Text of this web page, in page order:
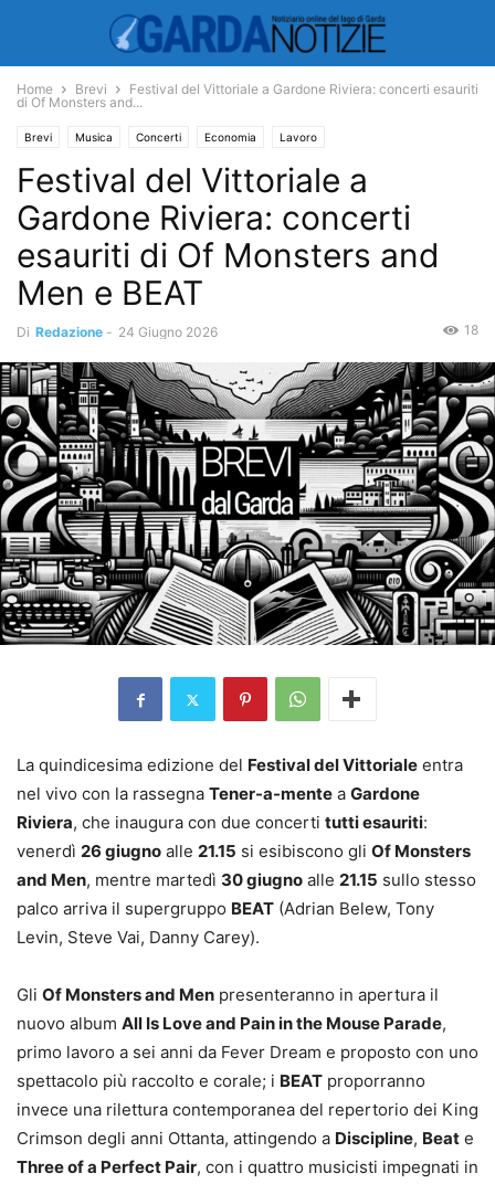
Home Brevi
Festival del Vittoriale a Gardone Riviera: concerti esauriti
di Of Monsters and...
Brevi Musica Concerti Economia Lavoro
Festival del Vittoriale a
Gardone Riviera: concerti
esauriti di Of Monsters and
Men e BEAT
Di Redazione - 24 Giugno 2026 18
La quindicesima edizione del Festival del Vittoriale entra
nel vivo con la rassegna Tener-a-mente a Gardone
Riviera, che inaugura con due concerti tutti esauriti:
venerdì 26 giugno alle 21.15 si esibiscono gli Of Monsters
and Men, mentre martedì 30 giugno alle 21.15 sullo stesso
palco arriva il supergruppo BEAT (Adrian Belew, Tony
Levin, Steve Vai, Danny Carey).
Gli Of Monsters and Men presenteranno in apertura il
nuovo album All Is Love and Pain in the Mouse Parade,
primo lavoro a sei anni da Fever Dream e proposto con uno
spettacolo più raccolto e corale; i BEAT proporranno
invece una rilettura contemporanea del repertorio dei King
Crimson degli anni Ottanta, attingendo a Discipline, Beat e
Three of a Perfect Pair, con i quattro musicisti impegnati in